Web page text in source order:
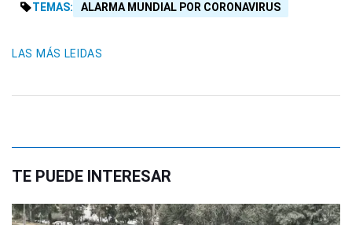
TEMAS: ALARMA MUNDIAL POR CORONAVIRUS
LAS MÁS LEIDAS
TE PUEDE INTERESAR